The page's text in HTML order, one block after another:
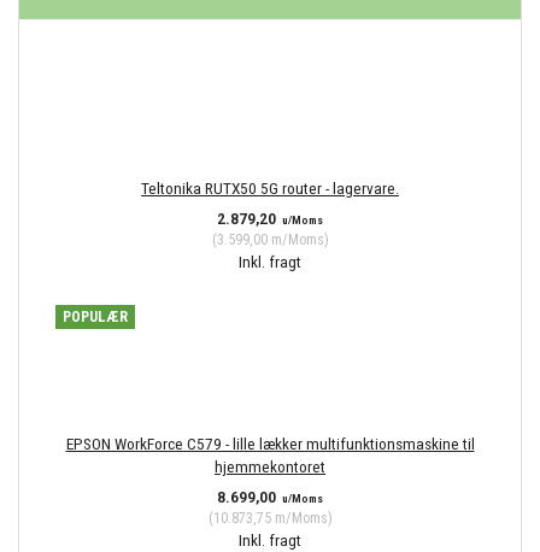
Teltonika RUTX50 5G router - lagervare.
2.879,20 u/Moms
(3.599,00m/Moms)
Inkl. fragt
POPULÆR
EPSON WorkForce C579 - lille lækker multifunktionsmaskine til
hjemmekontoret
8.699,00 u/Moms
(10.873,75m/Moms)
Inkl. fragt